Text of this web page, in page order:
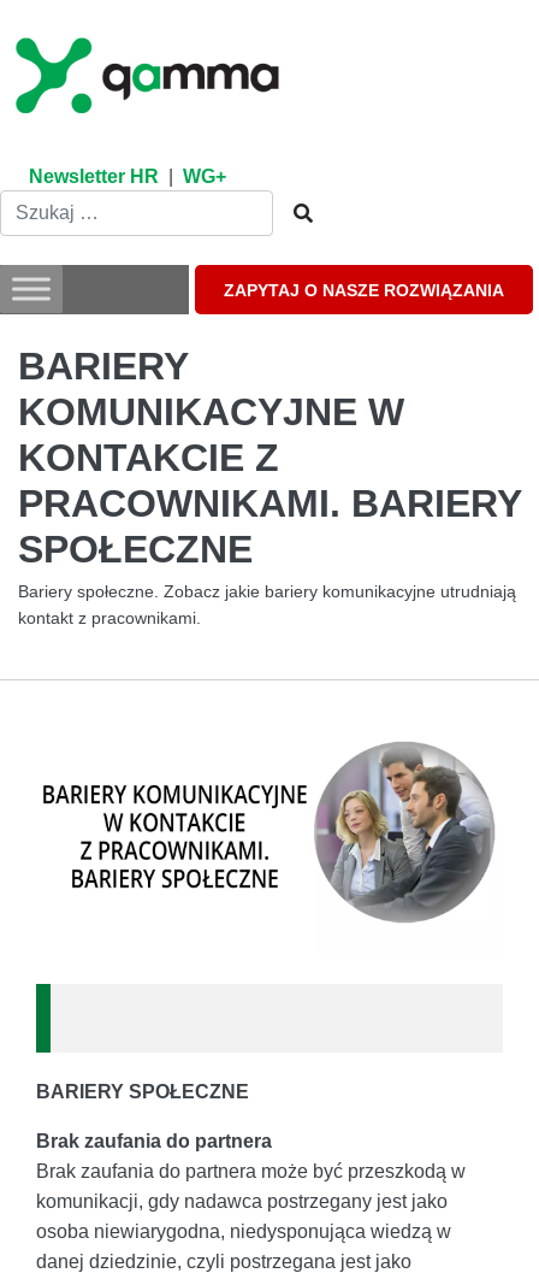
content
Newsletter HR WG+
ZAPYTAJ O NASZE ROZWIĄZANIA
BARIERY
KOMUNIKACYJNE W
KONTAKCIE Z
PRACOWNIKAMI. BARIERY
SPOŁECZNE
Bariery społeczne. Zobacz jakie bariery komunikacyjne utrudniają
kontakt z pracownikami.
BARIERY SPOŁECZNE
Brak zaufania do partnera
Brak zaufania do partnera może być przeszkodą w
komunikacji, gdy nadawca postrzegany jest jako
osoba niewiarygodna, niedysponująca wiedzą w
danej dziedzinie, czyli postrzegana jest jako